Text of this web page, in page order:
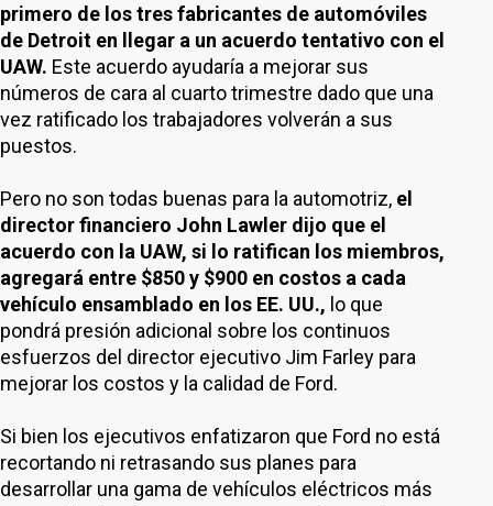
primero de los tres fabricantes de automóviles
de Detroit en llegar a un acuerdo tentativo con el
UAW. Este acuerdo ayudaría a mejorar sus
números de cara al cuarto trimestre dado que una
vez ratificado los trabajadores volverán a sus
puestos.
Pero no son todas buenas para la automotriz, el
director financiero John Lawler dijo que el
acuerdo con la UAW, si lo ratifican los miembros,
agregará entre $850 y $900 en costos a cada
vehículo ensamblado en los EE. UU., lo que
pondrá presión adicional sobre los continuos
esfuerzos del director ejecutivo Jim Farley para
mejorar los costos y la calidad de Ford.
Si bien los ejecutivos enfatizaron que Ford no está
recortando ni retrasando sus planes para
desarrollar una gama de vehículos eléctricos más